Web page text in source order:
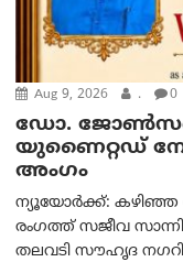
Aug 9, 2026 . 0
ഡോ. ജോൺസൺ
യുണൈറ്റഡ്
അംഗം
ന്യൂയോര്‍ക്ക്: കഴിഞ്ഞ
രംഗത്ത് സജീവ
തലവടി സൗഹൃദ